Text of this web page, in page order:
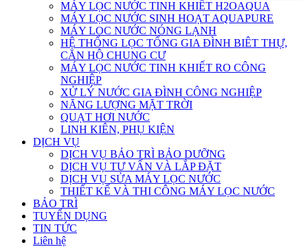
MÁY LỌC NƯỚC TINH KHIẾT H2OAQUA
MÁY LỌC NƯỚC SINH HOẠT AQUAPURE
MÁY LOC NƯỚC NÓNG LẠNH
HỆ THỐNG LỌC TỔNG GIA ĐÌNH BIÊT THỰ,
CĂN HỘ CHUNG CƯ
MÁY LỌC NƯỚC TINH KHIẾT RO CÔNG
NGHIỆP
XỬ LÝ NƯỚC GIA ĐÌNH CÔNG NGHIỆP
NĂNG LƯỢNG MẶT TRỜI
QUẠT HƠI NƯỚC
LINH KIÊN, PHỤ KIỆN
DỊCH VỤ
DỊCH VỤ BẢO TRÌ BẢO DƯỠNG
DỊCH VỤ TƯ VẤN VÀ LẮP ĐẶT
DỊCH VỤ SỬA MÁY LỌC NƯỚC
THIẾT KẾ VÀ THI CÔNG MÁY LỌC NƯỚC
BẢO TRÌ
TUYỂN DỤNG
TIN TỨC
Liên hệ